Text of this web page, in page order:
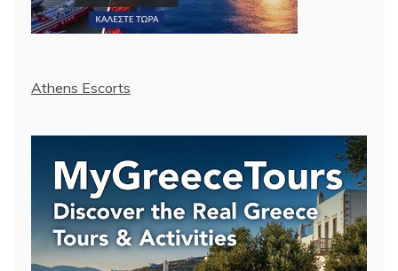
Athens Escorts